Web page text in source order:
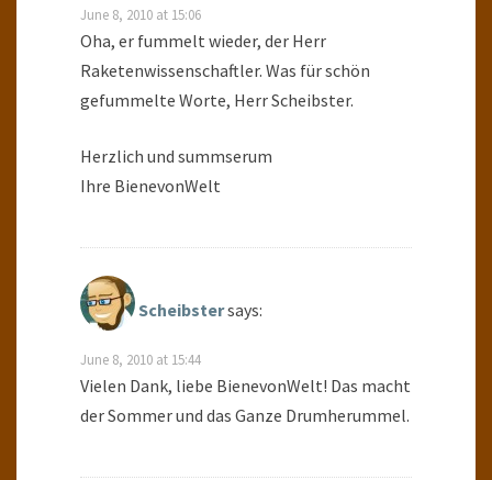
June 8, 2010 at 15:06
Oha, er fummelt wieder, der Herr
Raketenwissenschaftler. Was für schön
gefummelte Worte, Herr Scheibster.
Herzlich und summserum
Ihre BienevonWelt
Scheibstersays:
June 8, 2010 at 15:44
Vielen Dank, liebe BienevonWelt! Das macht
der Sommer und das Ganze Drumherummel.